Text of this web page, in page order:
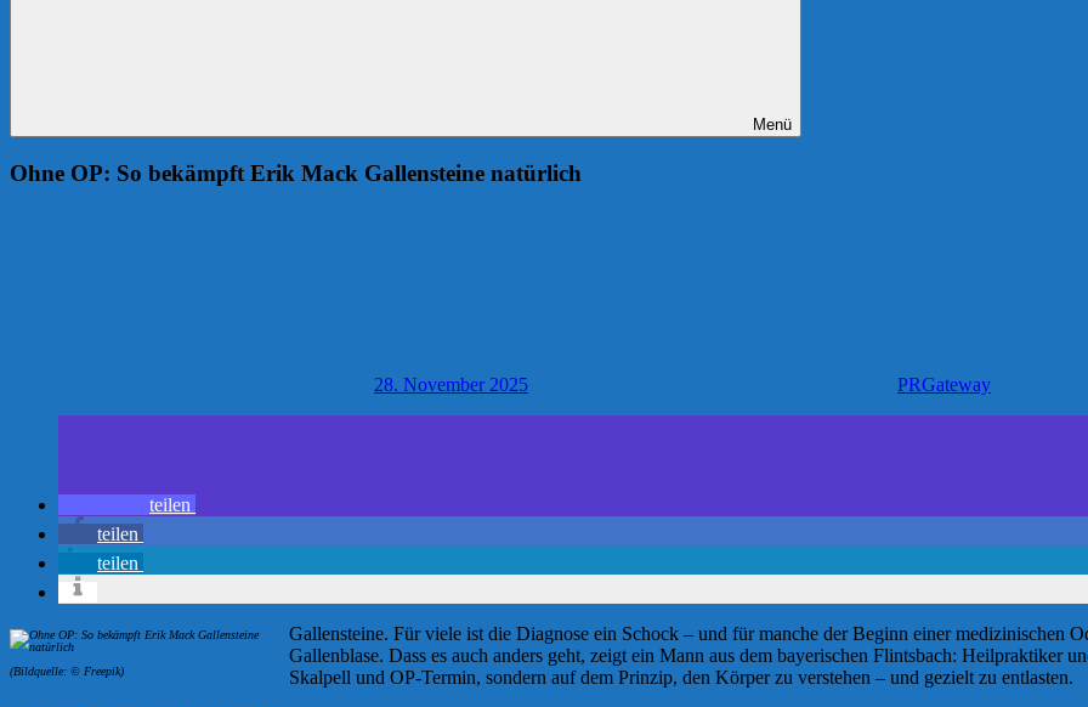
Menü
Ohne OP: So bekämpft Erik Mack Gallensteine natürlich
28. November 2025 PRGateway
teilen
teilen
teilen
(Bildquelle: © Freepik)
Gallensteine. Für viele ist die Diagnose ein Schock – und für manche der Beginn einer medizinischen
Gallenblase. Dass es auch anders geht, zeigt ein Mann aus dem bayerischen Flintsbach: Heilpraktiker
Skalpell und OP-Termin, sondern auf dem Prinzip, den Körper zu verstehen – und gezielt zu entlasten.